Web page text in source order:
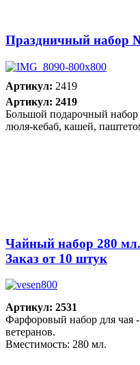
Праздничный набор
Артикул: 2419
Артикул: 2419
Большой подарочный
люля-кебаб, кашей,
Чайный набор 280 мл.
Заказ от 10 штук
Артикул: 2531
Фарфоровый набор для чая
ветеранов.
Вместимость: 280 мл.